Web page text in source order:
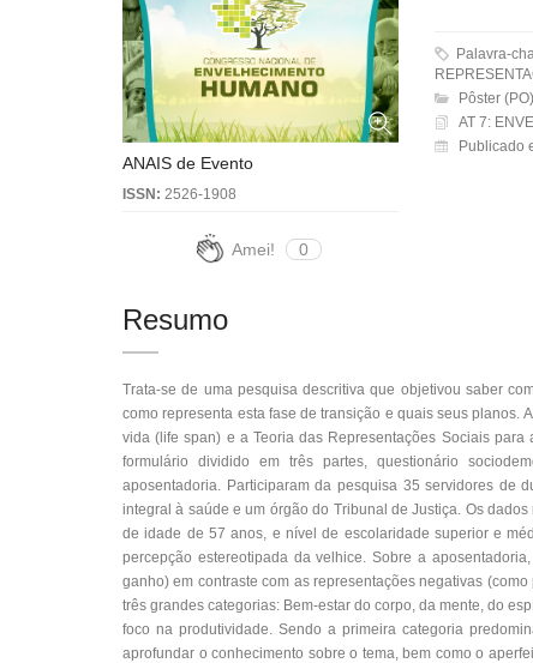
ANAIS de Evento
ISSN: 2526-1908
Amei! 0
Palavra-
Pôster
AT 7:
Publicado
Resumo
Trata-se de uma pesquisa descritiva que objetivou saber
como representa esta fase de transição e quais seus planos.
vida (life span) e a Teoria das Representações Sociais
formulário dividido em três partes, questionário
aposentadoria. Participaram da pesquisa 35 servidores de
integral à saúde e um órgão do Tribunal de Justiça. Os
de idade de 57 anos, e nível de escolaridade superior e
percepção estereotipada da velhice. Sobre a
ganho) em contraste com as representações negativas
três grandes categorias: Bem-estar do corpo, da mente, do
foco na produtividade. Sendo a primeira categoria
aprofundar o conhecimento sobre o tema, bem como o